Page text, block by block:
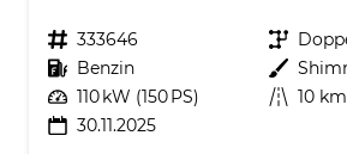
Fahrzeugnr. 333646 Getriebe
Kraftstoff Benzin Außenfarbe
Leistung 110 kW (150 PS) Kilometerstand 10 km
30.11.2025